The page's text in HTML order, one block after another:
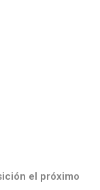
el próximo